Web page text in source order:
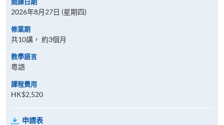
開課日期
2026年8月27日 (星期四)
修業期
共10講， 約3個月
教學語言
粵語
課程費用
HK$2,520
申請表